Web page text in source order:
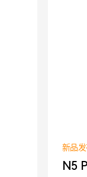
新品
N5